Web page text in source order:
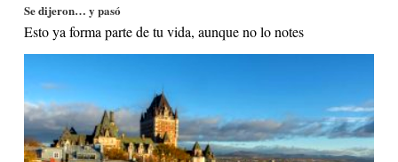
Se dijeron… y pasó
Esto ya forma parte de tu vida, aunque no lo notes